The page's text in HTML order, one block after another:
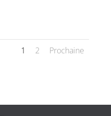
1 2 Prochaine